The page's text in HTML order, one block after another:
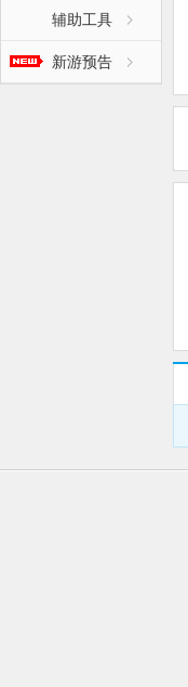
辅助工具
新游预告